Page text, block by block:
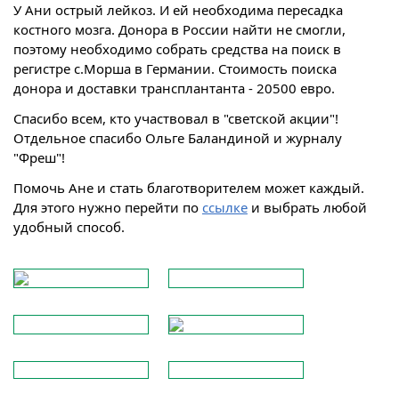
У Ани острый лейкоз. И ей необходима пересадка
костного мозга. Донора в России найти не смогли,
поэтому необходимо собрать средства на поиск в
регистре с.Морша в Германии. Стоимость поиска
донора и доставки трансплантанта - 20500 евро.
Спасибо всем, кто участвовал в "светской акции"!
Отдельное спасибо Ольге Баландиной и журналу
"Фреш"!
Помочь Ане и стать благотворителем может каждый.
Для этого нужно перейти по ссылкеи выбрать любой
удобный способ.